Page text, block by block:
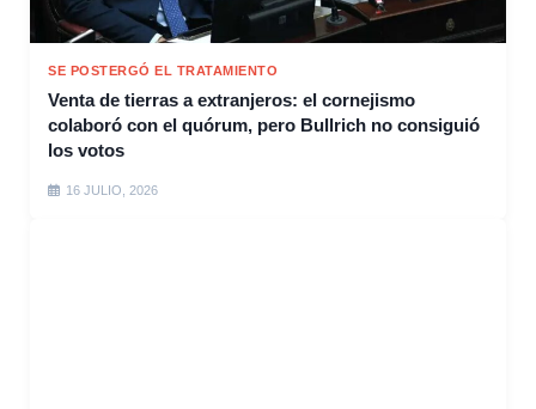
SE POSTERGÓ EL TRATAMIENTO
Venta de tierras a extranjeros: el cornejismo
colaboró con el quórum, pero Bullrich no consiguió
los votos
16 JULIO, 2026